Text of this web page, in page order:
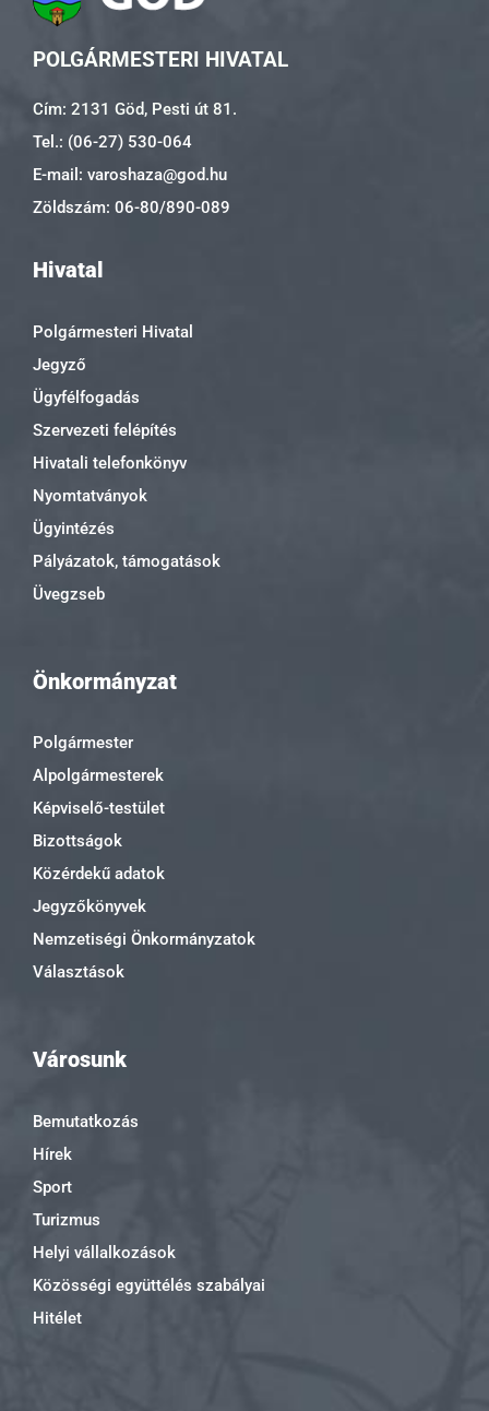
POLGÁRMESTERI HIVATAL
Cím: 2131 Göd, Pesti út 81.
Tel.: (06-27) 530-064
E-mail: varoshaza@god.hu
Zöldszám: 06-80/890-089
Hivatal
Polgármesteri Hivatal
Jegyző
Ügyfélfogadás
Szervezeti felépítés
Hivatali telefonkönyv
Nyomtatványok
Ügyintézés
Pályázatok, támogatások
Üvegzseb
Önkormányzat
Polgármester
Alpolgármesterek
Képviselő-testület
Bizottságok
Közérdekű adatok
Jegyzőkönyvek
Nemzetiségi Önkormányzatok
Választások
Városunk
Bemutatkozás
Hírek
Sport
Turizmus
Helyi vállalkozások
Közösségi együttélés szabályai
Hitélet